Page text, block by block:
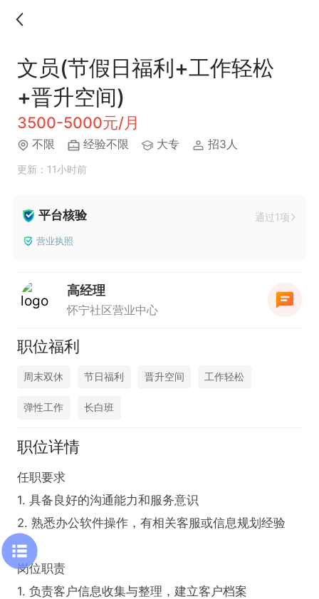
文员(节假日福利+工作轻松
+晋升空间)
3500-5000元/月
不限 经验不限 大专 招3人
更新：11小时前
平台核验 通过1项
营业执照
高经理
怀宁社区营业中心
职位福利
周末双休 节日福利 晋升空间 工作轻松
弹性工作 长白班
职位详情
任职要求
1. 具备良好的沟通能力和服务意识
2. 熟悉办公软件操作，有相关客服或信息规划经验
岗位职责
1. 负责客户信息收集与整理，建立客户档案